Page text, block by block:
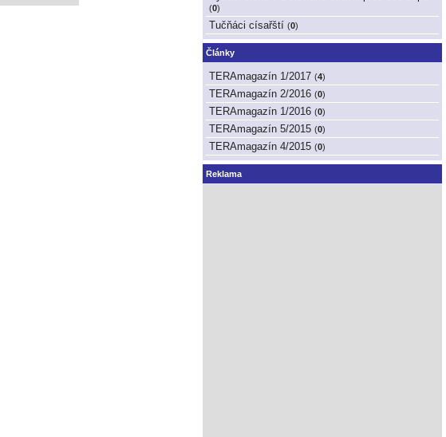
(0)
Tučňáci císařští (0)
Články
TERAmagazín 1/2017 (4)
TERAmagazín 2/2016 (0)
TERAmagazín 1/2016 (0)
TERAmagazín 5/2015 (0)
TERAmagazín 4/2015 (0)
Reklama